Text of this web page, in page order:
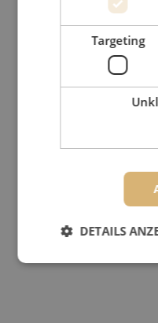
Targeting
DETAILS